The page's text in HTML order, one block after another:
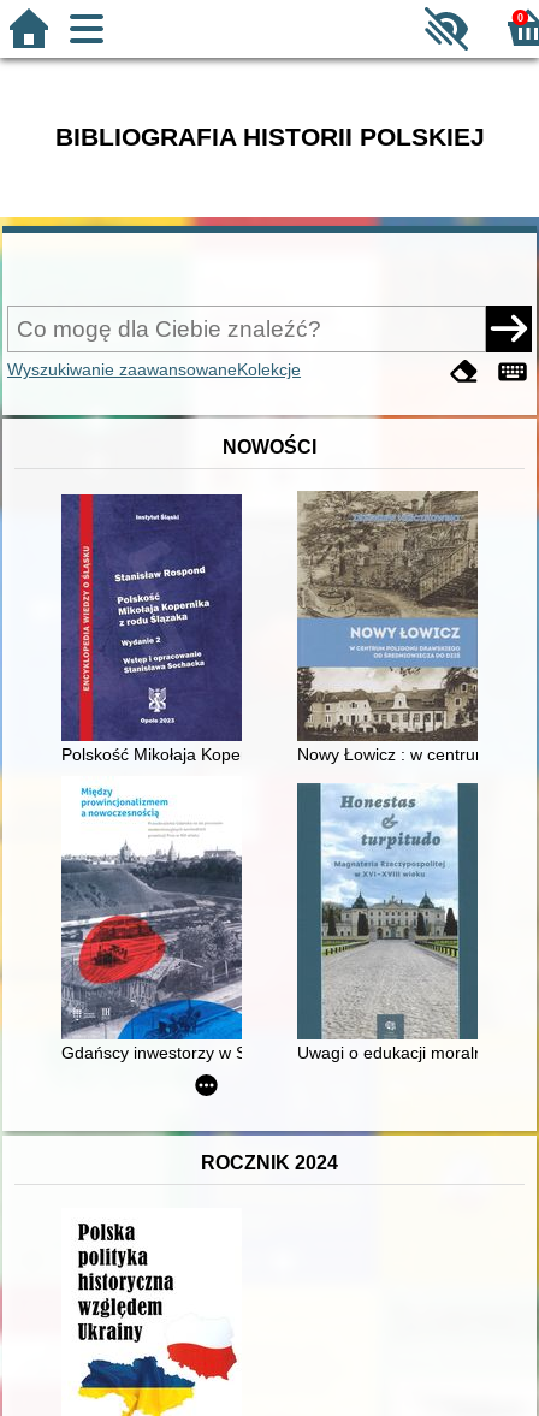
0
BIBLIOGRAFIA HISTORII POLSKIEJ
Wyszukiwanie zaawansowaneKolekcje
NOWOŚCI
Polskość Mikołaja Kopernika z rodu ŚlązakaNowy Łowicz : w centrum
Gdańscy inwestorzy w Sopocie : prestiż finansowy i
Uwagi o edukacji moralnej
ROCZNIK 2024